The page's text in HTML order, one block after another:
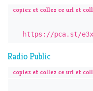
copiez et collez ce url et
https://pca.st/
Radio Public
copiez et collez ce url et